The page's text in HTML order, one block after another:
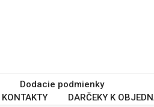
Dodacie podmienky
KONTAKTY DARČEKY K